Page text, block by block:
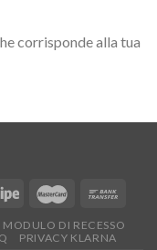
corrisponde alla tua
MODULO DI RECESSO
PRIVACY KLARNA